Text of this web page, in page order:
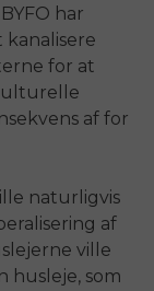
har
for at
af for
naturligvis
af
ville
husleje, som